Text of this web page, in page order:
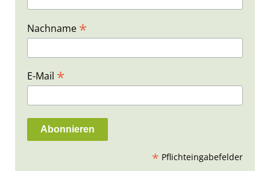
Nachname *
E-Mail *
* Pflichteingabefelder